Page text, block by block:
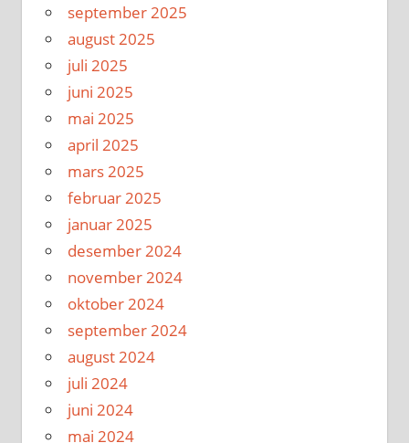
september 2025
august 2025
juli 2025
juni 2025
mai 2025
april 2025
mars 2025
februar 2025
januar 2025
desember 2024
november 2024
oktober 2024
september 2024
august 2024
juli 2024
juni 2024
mai 2024